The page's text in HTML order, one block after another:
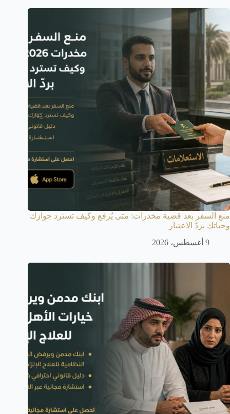
منع السفر بعد قضية مخدرات: متى يُرفع وكيف تسترد جوازك
وحياتك بردّ الاعتبار
9 أغسطس، 2026